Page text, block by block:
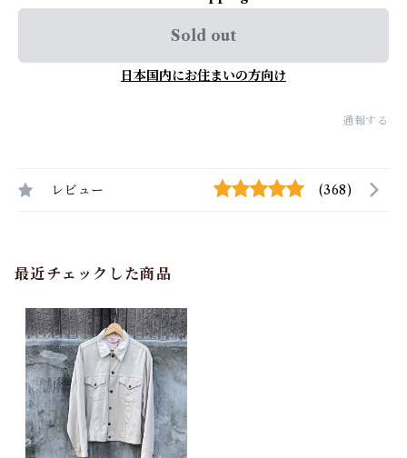
Sold out
日本国内にお住まいの方向け
通報する
レビュー (368)
最近チェックした商品